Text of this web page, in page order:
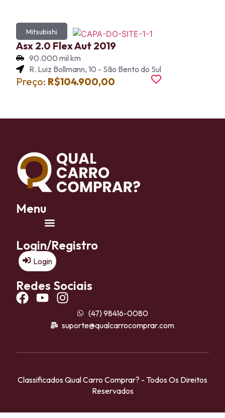
Mitsubishi
Asx 2.0 Flex Aut 2019
90.000 mil km
R. Luiz Bollmann, 10 - São Bento do Sul
Preço: R$104.900,00
Menu
Login/Registro
Login
Redes Sociais
(47) 98416-0080
suporte@qualcarrocomprar.com
Classificados Qual Carro Comprar? - Todos Os Direitos
Reservados